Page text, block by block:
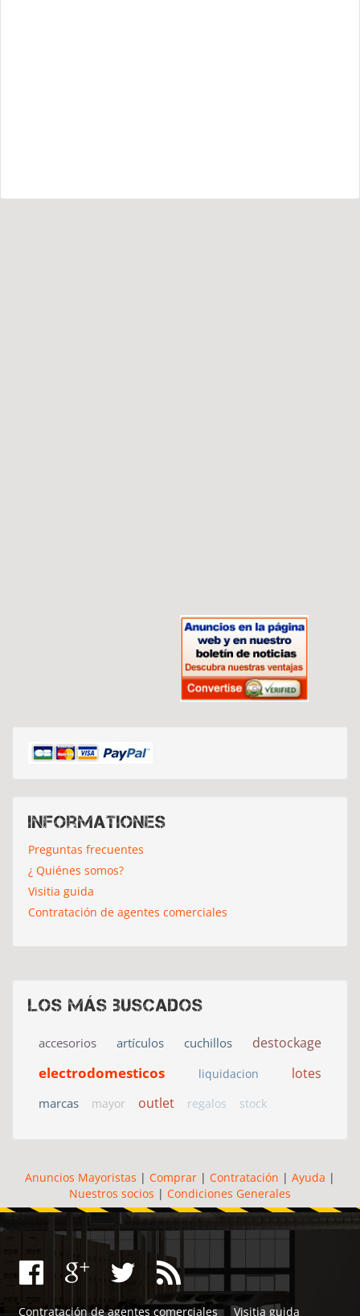
Informationes
Preguntas frecuentes
¿ Quiénes somos?
Visitia guida
Contratación de agentes comerciales
Los más buscados
accesorios artículos cuchillos destockage
electrodomesticos liquidacion lotes
marcas mayor outlet regalos stock
Anuncios Mayoristas | Comprar | Contratación | Ayuda |
Nuestros socios | Condiciones Generales
Contratación de agentes comerciales Visitia guida